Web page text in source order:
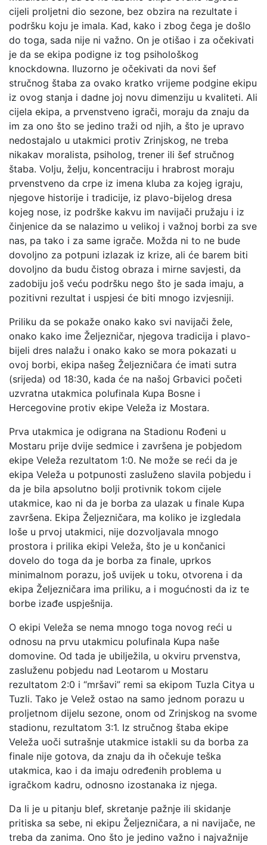
cijeli proljetni dio sezone, bez obzira na rezultate i
podršku koju je imala. Kad, kako i zbog čega je došlo
do toga, sada nije ni važno. On je otišao i za očekivati
je da se ekipa podigne iz tog psihološkog
knockdowna. Iluzorno je očekivati da novi šef
stručnog štaba za ovako kratko vrijeme podgine ekipu
iz ovog stanja i dadne joj novu dimenziju u kvaliteti. Ali
cijela ekipa, a prvenstveno igrači, moraju da znaju da
im za ono što se jedino traži od njih, a što je upravo
nedostajalo u utakmici protiv Zrinjskog, ne treba
nikakav moralista, psiholog, trener ili šef stručnog
štaba. Volju, želju, koncentraciju i hrabrost moraju
prvenstveno da crpe iz imena kluba za kojeg igraju,
njegove historije i tradicije, iz plavo-bijelog dresa
kojeg nose, iz podrške kakvu im navijači pružaju i iz
činjenice da se nalazimo u velikoj i važnoj borbi za sve
nas, pa tako i za same igrače. Možda ni to ne bude
dovoljno za potpuni izlazak iz krize, ali će barem biti
dovoljno da budu čistog obraza i mirne savjesti, da
zadobiju još veću podršku nego što je sada imaju, a
pozitivni rezultat i uspjesi će biti mnogo izvjesniji.
Priliku da se pokaže onako kako svi navijači žele,
onako kako ime Željezničar, njegova tradicija i plavo-
bijeli dres nalažu i onako kako se mora pokazati u
ovoj borbi, ekipa našeg Željezničara će imati sutra
(srijeda) od 18:30, kada će na našoj Grbavici početi
uzvratna utakmica polufinala Kupa Bosne i
Hercegovine protiv ekipe Veleža iz Mostara.
Prva utakmica je odigrana na Stadionu Rođeni u
Mostaru prije dvije sedmice i završena je pobjedom
ekipe Veleža rezultatom 1:0. Ne može se reći da je
ekipa Veleža u potpunosti zasluženo slavila pobjedu i
da je bila apsolutno bolji protivnik tokom cijele
utakmice, kao ni da je borba za ulazak u finale Kupa
završena. Ekipa Željezničara, ma koliko je izgledala
loše u prvoj utakmici, nije dozvoljavala mnogo
prostora i prilika ekipi Veleža, što je u končanici
dovelo do toga da je borba za finale, uprkos
minimalnom porazu, još uvijek u toku, otvorena i da
ekipa Željezničara ima priliku, a i mogućnosti da iz te
borbe izađe uspješnija.
O ekipi Veleža se nema mnogo toga novog reći u
odnosu na prvu utakmicu polufinala Kupa naše
domovine. Od tada je ubilježila, u okviru prvenstva,
zasluženu pobjedu nad Leotarom u Mostaru
rezultatom 2:0 i “mršavi” remi sa ekipom Tuzla Citya u
Tuzli. Tako je Velež ostao na samo jednom porazu u
proljetnom dijelu sezone, onom od Zrinjskog na svome
stadionu, rezultatom 3:1. Iz stručnog štaba ekipe
Veleža uoči sutrašnje utakmice istakli su da borba za
finale nije gotova, da znaju da ih očekuje teška
utakmica, kao i da imaju određenih problema u
igračkom kadru, odnosno izostanaka iz njega.
Da li je u pitanju blef, skretanje pažnje ili skidanje
pritiska sa sebe, ni ekipu Željezničara, a ni navijače, ne
treba da zanima. Ono što je jedino važno i najvažnije